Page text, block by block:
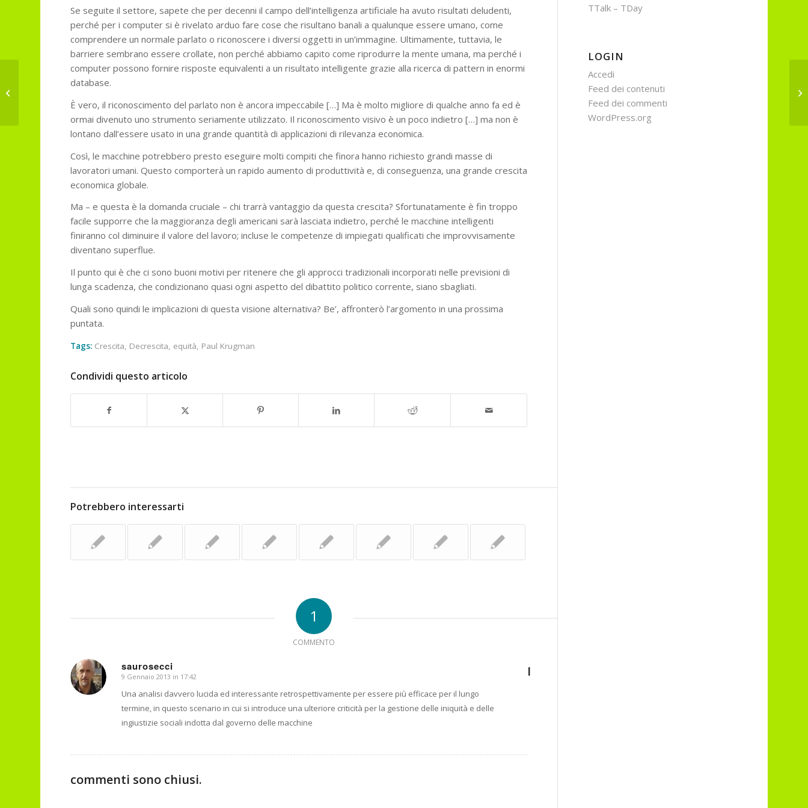
Se seguite il settore, sapete che per decenni il campo dell’intelligenza artificiale ha avuto risultati deludenti,
perché per i computer si è rivelato arduo fare cose che risultano banali a qualunque essere umano, come
comprendere un normale parlato o riconoscere i diversi oggetti in un’immagine. Ultimamente, tuttavia, le
barriere sembrano essere crollate, non perché abbiamo capito come riprodurre la mente umana, ma perché i
computer possono fornire risposte equivalenti a un risultato intelligente grazie alla ricerca di pattern in enormi
database.
È vero, il riconoscimento del parlato non è ancora impeccabile […] Ma è molto migliore di qualche anno fa ed è
ormai divenuto uno strumento seriamente utilizzato. Il riconoscimento visivo è un poco indietro […] ma non è
lontano dall’essere usato in una grande quantità di applicazioni di rilevanza economica.
Così, le macchine potrebbero presto eseguire molti compiti che finora hanno richiesto grandi masse di
lavoratori umani. Questo comporterà un rapido aumento di produttività e, di conseguenza, una grande crescita
economica globale.
Ma – e questa è la domanda cruciale – chi trarrà vantaggio da questa crescita? Sfortunatamente è fin troppo
facile supporre che la maggioranza degli americani sarà lasciata indietro, perché le macchine intelligenti
finiranno col diminuire il valore del lavoro; incluse le competenze di impiegati qualificati che improvvisamente
diventano superflue.
Il punto qui è che ci sono buoni motivi per ritenere che gli approcci tradizionali incorporati nelle previsioni di
lunga scadenza, che condizionano quasi ogni aspetto del dibattito politico corrente, siano sbagliati.
Quali sono quindi le implicazioni di questa visione alternativa? Be’, affronterò l’argomento in una prossima
puntata.
Tags: Crescita Decrescita equità Paul Krugman
Condividi questo articolo
Potrebbero interessarti
1
COMMENTO
saurosecci
dice:
9 Gennaio 2013 in 17:42
Una analisi davvero lucida ed interessante retrospettivamente per essere più efficace per il lungo
termine, in questo scenario in cui si introduce una ulteriore criticità per la gestione delle iniquità e delle
ingiustizie sociali indotta dal governo delle macchine
I
commenti sono chiusi.
TTalk – TDay
LOGIN
Accedi
Feed dei contenuti
Feed dei commenti
WordPress.org